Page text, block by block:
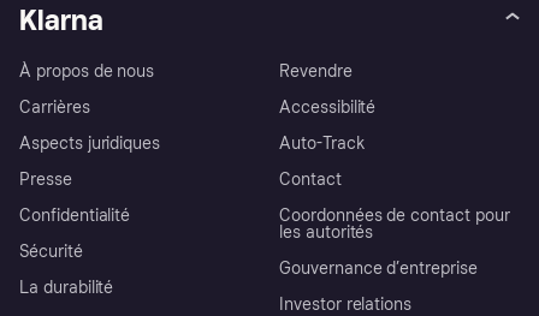
Klarna
À propos de nous
Carrières
Aspects juridiques
Presse
Confidentialité
Sécurité
La durabilité
Revendre
Accessibilité
Auto-Track
Contact
Coordonnées de contact pour
les autorités
Gouvernance d’entreprise
Investor relations